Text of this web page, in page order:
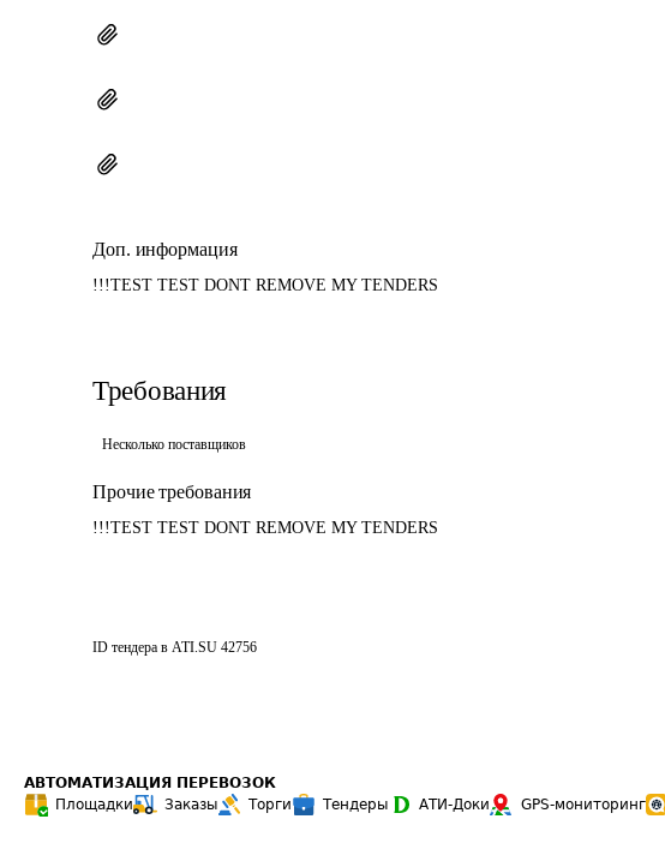
Доп. информация
!!!TEST TEST DONT REMOVE MY TENDERS
Требования
Несколько поставщиков
Прочие требования
!!!TEST TEST DONT REMOVE MY TENDERS
ID тендера в ATI.SU 42756
АВТОМАТИЗАЦИЯ ПЕРЕВОЗОК
Площадки
Заказы Торги Тендеры АТИ-Доки GPS-мониторинг